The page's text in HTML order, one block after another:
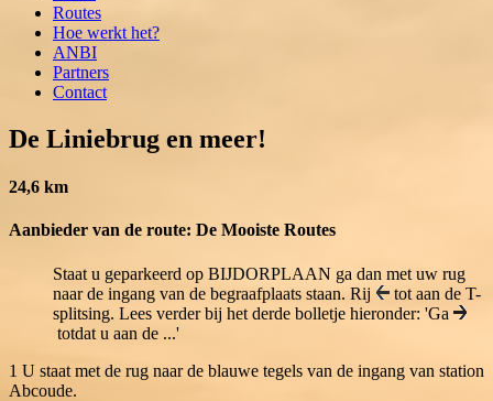
Routes
Hoe werkt het?
ANBI
Partners
Contact
De Liniebrug en meer!
24,6 km
Aanbieder van de route: De Mooiste Routes
Staat u geparkeerd op BIJDORPLAAN ga dan met uw rug
naar de ingang van de begraafplaats staan. Rij
tot aan de T-
splitsing. Lees verder bij het derde bolletje hieronder: 'Ga
totdat u aan de ...'
1 U staat met de rug naar de blauwe tegels van de ingang van station
Abcoude.